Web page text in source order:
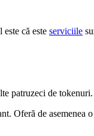
că este serviciile
patruzeci de tokenuri.
Oferă de asemenea